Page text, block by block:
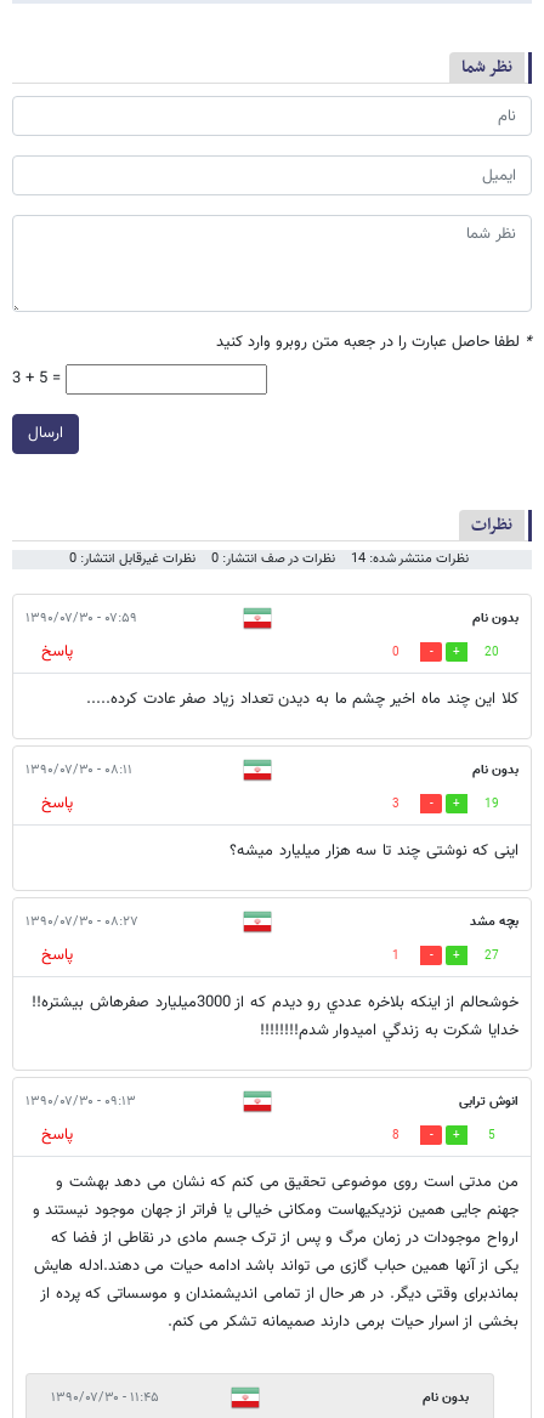
نظر شما
* لطفا حاصل عبارت را در جعبه متن روبرو وارد کنید
3 + 5 =
ارسال
نظرات
نظرات منتشر شده: 14 نظرات در صف انتشار: 0 نظرات غیرقابل انتشار: 0
بدون نام ۰۷:۵۹ - ۱۳۹۰/۰۷/۳۰
20
0
پاسخ
کلا این چند ماه اخیر چشم ما به دیدن تعداد زیاد صفر عادت کرده.....
بدون نام ۰۸:۱۱ - ۱۳۹۰/۰۷/۳۰
19
3
پاسخ
اینی که نوشتی چند تا سه هزار میلیارد میشه؟
بچه مشد ۰۸:۲۷ - ۱۳۹۰/۰۷/۳۰
27
1
پاسخ
خوشحالم از اينكه بلاخره عددي رو ديدم كه از 3000ميليارد صفرهاش بيشتره!!
خدايا شكرت به زندگي اميدوار شدم!!!!!!!!
انوش ترابی ۰۹:۱۳ - ۱۳۹۰/۰۷/۳۰
5
8
پاسخ
من مدتی است روی موضوعی تحقیق می کنم که نشان می دهد بهشت و
جهنم جایی همین نزدیکیهاست ومکانی خیالی یا فراتر از جهان موجود نیستند و
ارواح موجودات در زمان مرگ و پس از ترک جسم مادی در نقاطی از فضا که
یکی از آنها همین حباب گازی می تواند باشد ادامه حیات می دهند.ادله هایش
بماندبرای وقتی دیگر. در هر حال از تمامی اندیشمندان و موسساتی که پرده از
بخشی از اسرار حیات برمی دارند صمیمانه تشکر می کنم.
بدون نام ۱۱:۴۵ - ۱۳۹۰/۰۷/۳۰